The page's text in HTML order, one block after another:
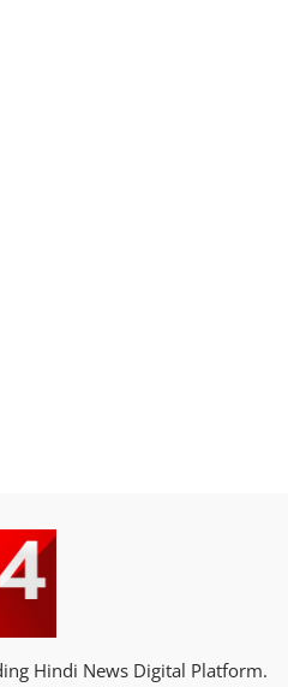
Hindi News Digital Platform.